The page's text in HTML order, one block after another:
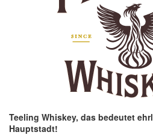
Teeling Whiskey, das bedeutet
Hauptstadt!